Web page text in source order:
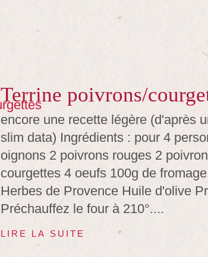
Terrine poivrons/
encore une recette légère (d'après
slim data) Ingrédients : pour 4
oignons 2 poivrons rouges 2
courgettes 4 oeufs 100g de
Herbes de Provence Huile d'olive
Préchauffez le four à 210°....
LIRE LA SUITE